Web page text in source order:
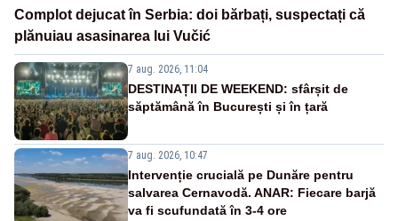
Complot dejucat în Serbia: doi bărbați, suspectați că
plănuiau asasinarea lui Vučić
7 aug. 2026, 11:04
DESTINAȚII DE WEEKEND: sfârșit de
săptămână în București și în țară
7 aug. 2026, 10:47
Intervenție crucială pe Dunăre pentru
salvarea Cernavodă. ANAR: Fiecare barjă
va fi scufundată în 3-4 ore